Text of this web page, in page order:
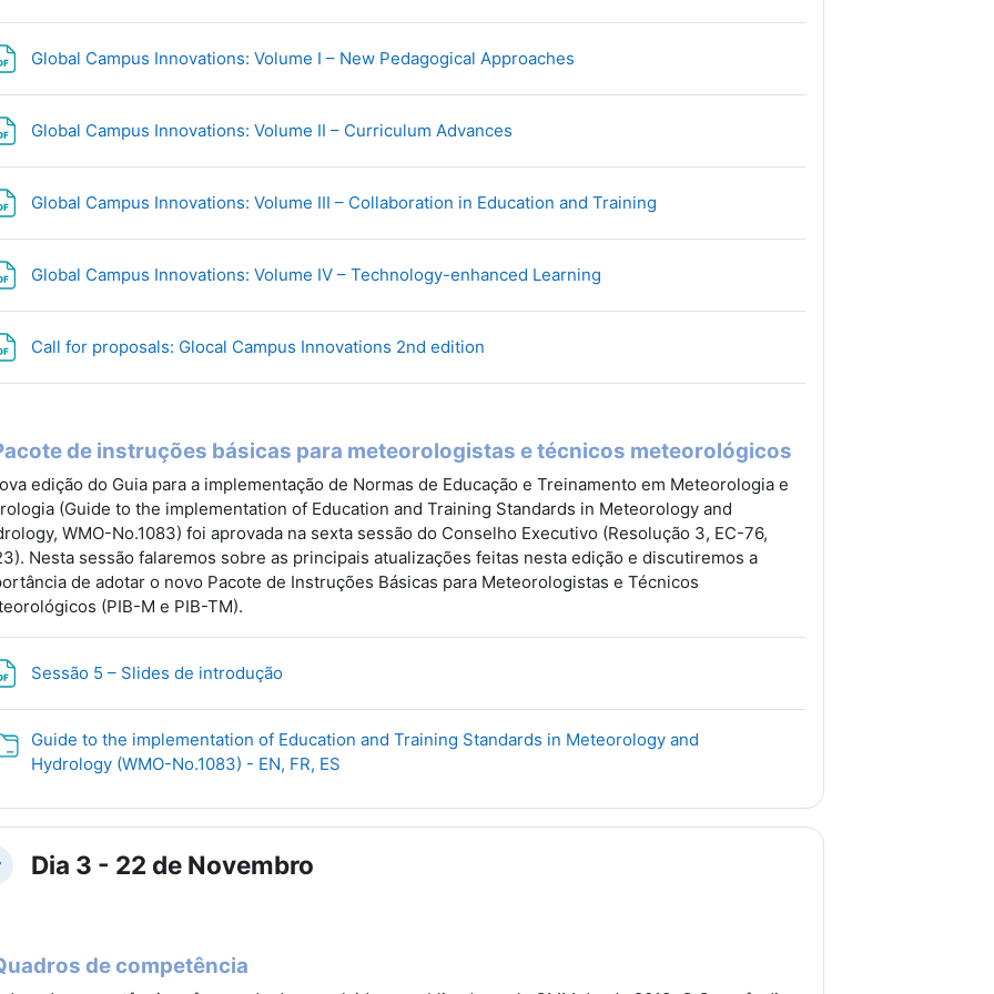
Global Campus Innovations: Volume I – New Pedagogical Approaches
Global Campus Innovations: Volume II – Curriculum Advances
Global Campus Innovations: Volume III – Collaboration in Education and Training
Global Campus Innovations: Volume IV – Technology-enhanced Learning
Call for proposals: Glocal Campus Innovations 2nd edition
de instruções básicas para meteorologistas e técnicos meteorológicos
edição do Guia para a implementação de Normas de Educação e Treinamento em Meteorologia e
(Guide to the implementation of Education and Training Standards in Meteorology and
WMO-No.1083) foi aprovada na sexta sessão do Conselho Executivo (Resolução 3, EC-76,
Nesta sessão falaremos sobre as principais atualizações feitas nesta edição e discutiremos a
de adotar o novo Pacote de Instruções Básicas para Meteorologistas e Técnicos
(PIB-M e PIB-TM).
Sessão 5 – Slides de introdução
Guide to the implementation of Education and Training Standards in Meteorology and
Hydrology (WMO-No.1083) - EN, FR, ESПапка
Dia 3 - 22 de Novembro
de competência